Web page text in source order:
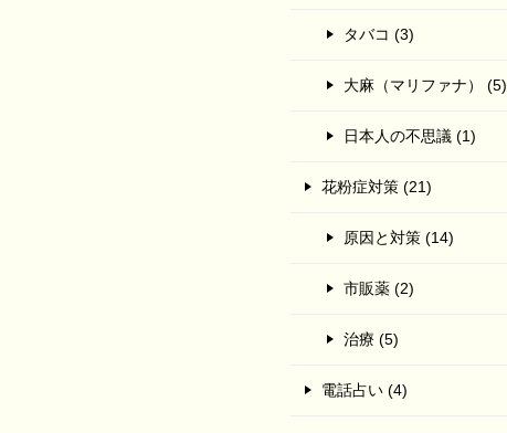
タバコ (3)
大麻（マリファナ） (5)
日本人の不思議 (1)
花粉症対策 (21)
原因と対策 (14)
市販薬 (2)
治療 (5)
電話占い (4)